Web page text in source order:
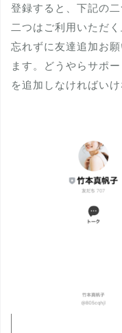
登録すると、下記の
二つはご利用いただ
忘れずに友達追加お
ます。どうやらサポ
を追加しなければいけ